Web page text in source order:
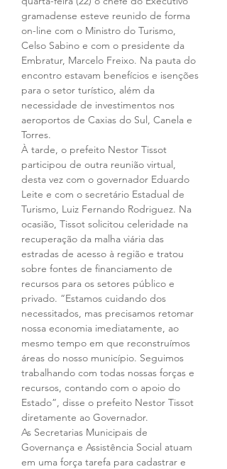
gramadense esteve reunido de forma
on-line com o Ministro do Turismo,
Celso Sabino e com o presidente da
Embratur, Marcelo Freixo. Na pauta do
encontro estavam benefícios e isenções
para o setor turístico, além da
necessidade de investimentos nos
aeroportos de Caxias do Sul, Canela e
Torres.
À tarde, o prefeito Nestor Tissot
participou de outra reunião virtual,
desta vez com o governador Eduardo
Leite e com o secretário Estadual de
Turismo, Luiz Fernando Rodriguez. Na
ocasião, Tissot solicitou celeridade na
recuperação da malha viária das
estradas de acesso à região e tratou
sobre fontes de financiamento de
recursos para os setores público e
privado. “Estamos cuidando dos
necessitados, mas precisamos retomar
nossa economia imediatamente, ao
mesmo tempo em que reconstruímos
áreas do nosso município. Seguimos
trabalhando com todas nossas forças e
recursos, contando com o apoio do
Estado”, disse o prefeito Nestor Tissot
diretamente ao Governador.
As Secretarias Municipais de
Governança e Assistência Social atuam
em uma força tarefa para cadastrar e